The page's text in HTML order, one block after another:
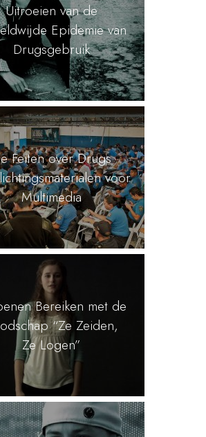
Uitroeien van de
Epidemie van
Drugsgebruik
Feiten over Drugs
voor
Multimedia
Bereiken met de
“Ze Zeiden,
Ze Logen”